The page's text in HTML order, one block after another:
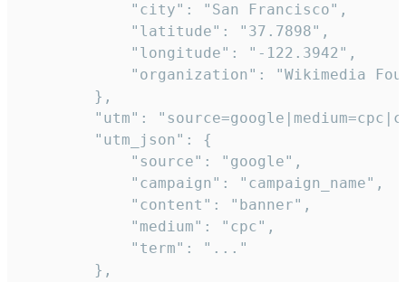
            "city": "San Francisco",
            "latitude": "37.7898",
            "longitude": "-122.3942",
"organization": "Wikimedia
        },
"utm":
        "utm_json": {
            "source": "google",
            "campaign": "campaign_name",
            "content": "banner",
            "medium": "cpc",
            "term": "..."
        },